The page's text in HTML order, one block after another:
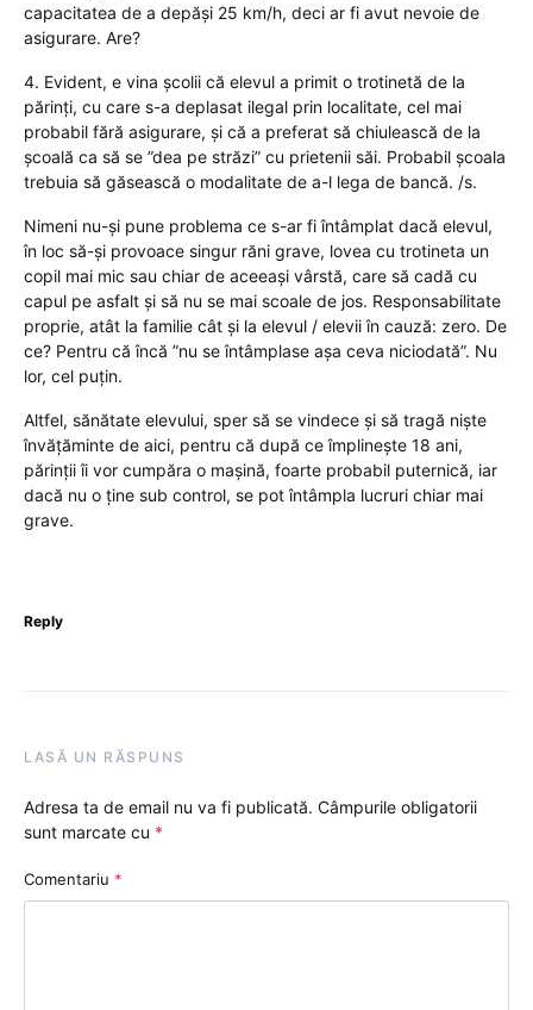
capacitatea de a depăși 25 km/h, deci ar fi avut nevoie de
asigurare. Are?
4. Evident, e vina școlii că elevul a primit o trotinetă de la
părinți, cu care s-a deplasat ilegal prin localitate, cel mai
probabil fără asigurare, și că a preferat să chiulească de la
școală ca să se ”dea pe străzi” cu prietenii săi. Probabil școala
trebuia să găsească o modalitate de a-l lega de bancă. /s.
Nimeni nu-și pune problema ce s-ar fi întâmplat dacă elevul,
în loc să-și provoace singur răni grave, lovea cu trotineta un
copil mai mic sau chiar de aceeași vârstă, care să cadă cu
capul pe asfalt și să nu se mai scoale de jos. Responsabilitate
proprie, atât la familie cât și la elevul / elevii în cauză: zero. De
ce? Pentru că încă ”nu se întâmplase așa ceva niciodată”. Nu
lor, cel puțin.
Altfel, sănătate elevului, sper să se vindece și să tragă niște
învățăminte de aici, pentru că după ce împlinește 18 ani,
părinții îi vor cumpăra o mașină, foarte probabil puternică, iar
dacă nu o ține sub control, se pot întâmpla lucruri chiar mai
grave.
Reply
LASĂ UN RĂSPUNS
Adresa ta de email nu va fi publicată. Câmpurile obligatorii
sunt marcate cu *
Comentariu *